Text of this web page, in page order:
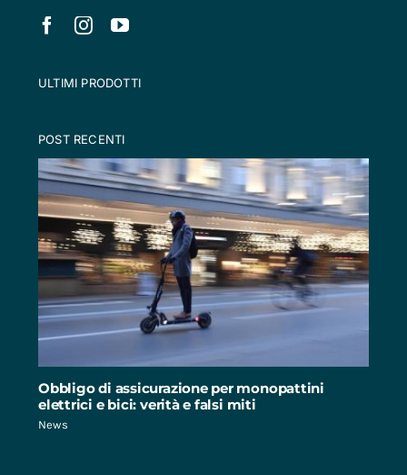
ULTIMI PRODOTTI
POST RECENTI
Obbligo di assicurazione per monopattini
elettrici e bici: verità e falsi miti
News